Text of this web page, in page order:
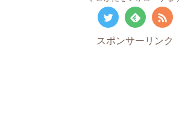
スポンサーリンク